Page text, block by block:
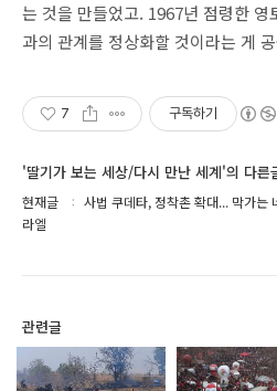
는 것을 만들었고. 1967년 점령한 영
과의 관계를 정상화할 것이라는 게
7 구독하기
'딸기가 보는 세상/다시 만난 세계'의 다른
현재글
사법 쿠데타, 정착촌 확대... 막가는
라엘
관련글